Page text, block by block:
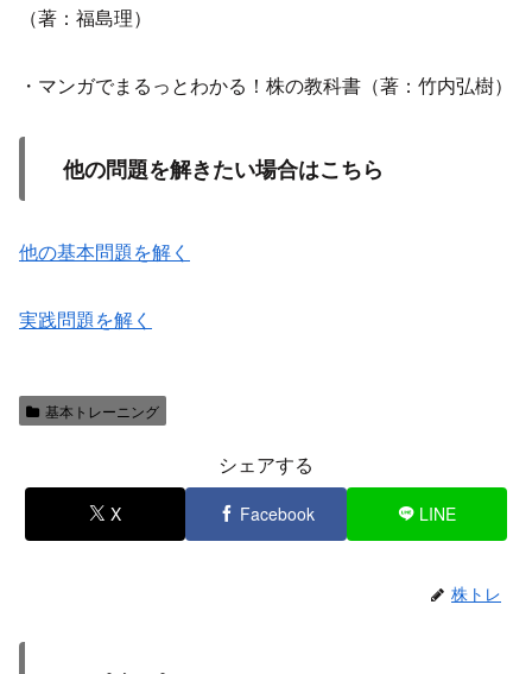
（著：福島理）
・マンガでまるっとわかる！株の教科書（著：竹内弘樹）
他の問題を解きたい場合はこちら
他の基本問題を解く
実践問題を解く
基本トレーニング
シェアする
X Facebook LINE
株トレ